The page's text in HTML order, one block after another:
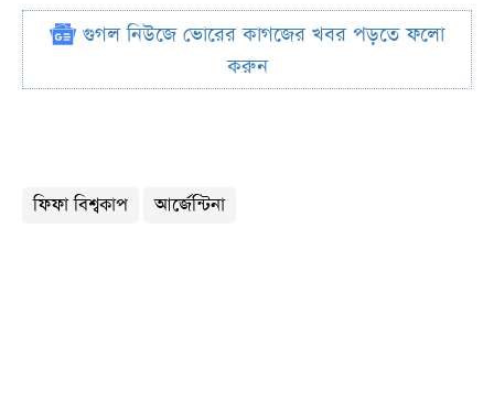
গুগল নিউজে ভোরের কাগজের খবর পড়তে ফলো
করুন
ফিফা বিশ্বকাপ আর্জেন্টিনা